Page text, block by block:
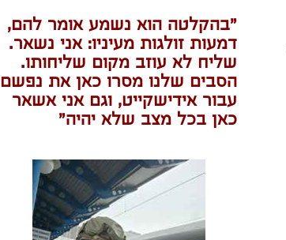
"בהקלטה הוא נשמע אומר להם,
דמעות זולגות מעיניו: אני נשאר.
שליח לא עוזב מקום שליחותו.
הסבים שלנו מסרו כאן את נפשם
עבור אידישקייט, וגם אני אשאר
כאן בכל מצב שלא יהיה"